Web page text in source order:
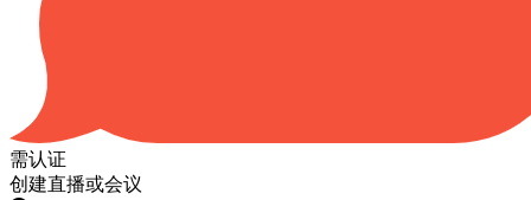
需认证
创建直播或会议